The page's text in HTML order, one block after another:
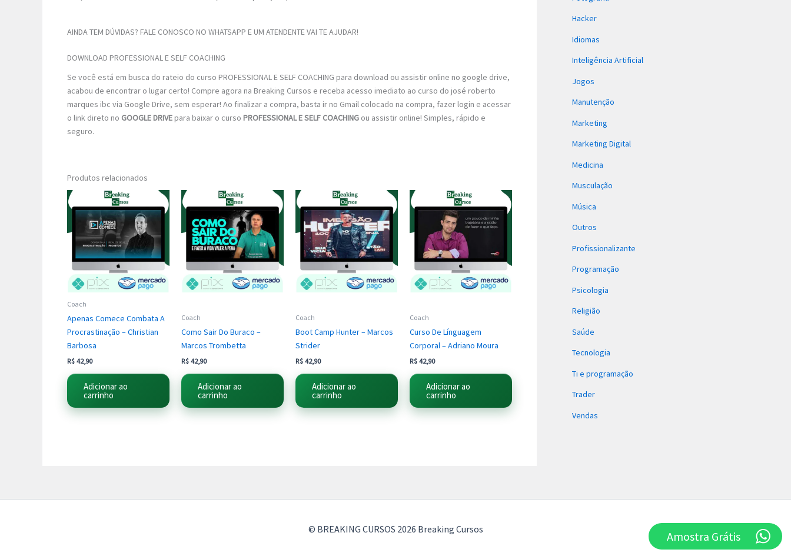
AINDA TEM DÚVIDAS? FALE CONOSCO NO WHATSAPP E UM ATENDENTE VAI TE AJUDAR!
DOWNLOAD PROFESSIONAL E SELF COACHING
Se você está em busca do rateio do curso PROFESSIONAL E SELF COACHING para download ou assistir online no google drive,
acabou de encontrar o lugar certo! Compre agora na Breaking Cursos e receba acesso imediato ao curso do josé roberto
marques ibc via Google Drive, sem esperar! Ao finalizar a compra, basta ir no Gmail colocado na compra, fazer login e acessar
o link direto no GOOGLE DRIVEpara baixar o curso PROFESSIONAL E SELF COACHING ou assistir online! Simples, rápido e
seguro.
Produtos relacionados
Coach
Apenas Comece Combata A
Procrastinação – Christian
Barbosa
R$ 42,90
Adicionar ao
carrinho
Coach
Como Sair Do Buraco –
Marcos Trombetta
R$ 42,90
Adicionar ao
carrinho
Coach
Boot Camp Hunter – Marcos
Strider
R$ 42,90
Adicionar ao
carrinho
Coach
Curso De Línguagem
Corporal – Adriano Moura
R$ 42,90
Adicionar ao
carrinho
Hacker
Idiomas
Inteligência Artificial
Jogos
Manutenção
Marketing
Marketing Digital
Medicina
Musculação
Música
Outros
Profissionalizante
Programação
Psicologia
Religião
Saúde
Tecnologia
Ti e programação
Trader
Vendas
© BREAKING CURSOS 2026 Breaking Cursos Amostra Grátis